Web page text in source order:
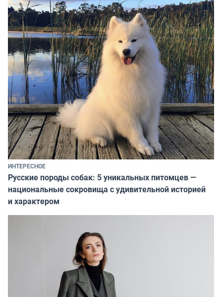
ИНТЕРЕСНОЕ
Русские породы собак: 5 уникальных питомцев —
национальные сокровища с удивительной историей
и характером